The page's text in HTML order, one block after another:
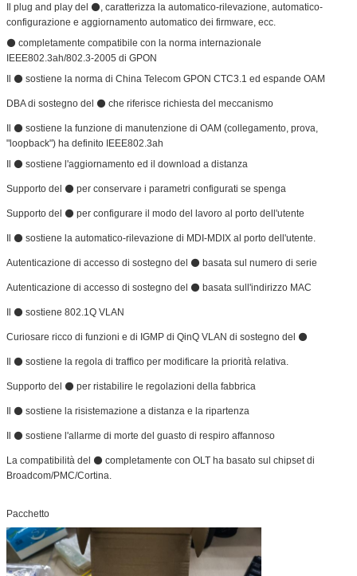
Il plug and play del ⚫, caratterizza la automatico-rilevazione, automatico-
configurazione e aggiornamento automatico dei firmware, ecc.
⚫ completamente compatibile con la norma internazionale
IEEE802.3ah/802.3-2005 di GPON
Il ⚫ sostiene la norma di China Telecom GPON CTC3.1 ed espande OAM
DBA di sostegno del ⚫ che riferisce richiesta del meccanismo
Il ⚫ sostiene la funzione di manutenzione di OAM (collegamento, prova,
"loopback") ha definito IEEE802.3ah
Il ⚫ sostiene l'aggiornamento ed il download a distanza
Supporto del ⚫ per conservare i parametri configurati se spenga
Supporto del ⚫ per configurare il modo del lavoro al porto dell'utente
Il ⚫ sostiene la automatico-rilevazione di MDI-MDIX al porto dell'utente.
Autenticazione di accesso di sostegno del ⚫ basata sul numero di serie
Autenticazione di accesso di sostegno del ⚫ basata sull'indirizzo MAC
Il ⚫ sostiene 802.1Q VLAN
Curiosare ricco di funzioni e di IGMP di QinQ VLAN di sostegno del ⚫
Il ⚫ sostiene la regola di traffico per modificare la priorità relativa.
Supporto del ⚫ per ristabilire le regolazioni della fabbrica
Il ⚫ sostiene la risistemazione a distanza e la ripartenza
Il ⚫ sostiene l'allarme di morte del guasto di respiro affannoso
La compatibilità del ⚫ completamente con OLT ha basato sul chipset di
Broadcom/PMC/Cortina.
Pacchetto